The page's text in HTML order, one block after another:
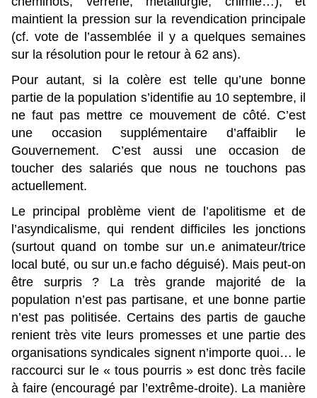
maintient la pression sur la revendication principale
(cf. vote de l’assemblée il y a quelques semaines
sur la résolution pour le retour à 62 ans).
Pour autant, si la colère est telle qu’une bonne
partie de la population s’identifie au 10 septembre, il
ne faut pas mettre ce mouvement de côté. C’est
une occasion supplémentaire d’affaiblir le
Gouvernement. C’est aussi une occasion de
toucher des salariés que nous ne touchons pas
actuellement.
Le principal problème vient de l’apolitisme et de
l’asyndicalisme, qui rendent difficiles les jonctions
(surtout quand on tombe sur un.e animateur/trice
local buté, ou sur un.e facho déguisé). Mais peut-on
être surpris ? La très grande majorité de la
population n’est pas partisane, et une bonne partie
n’est pas politisée. Certains des partis de gauche
renient très vite leurs promesses et une partie des
organisations syndicales signent n’importe quoi… le
raccourci sur le « tous pourris » est donc très facile
à faire (encouragé par l’extrême-droite). La manière